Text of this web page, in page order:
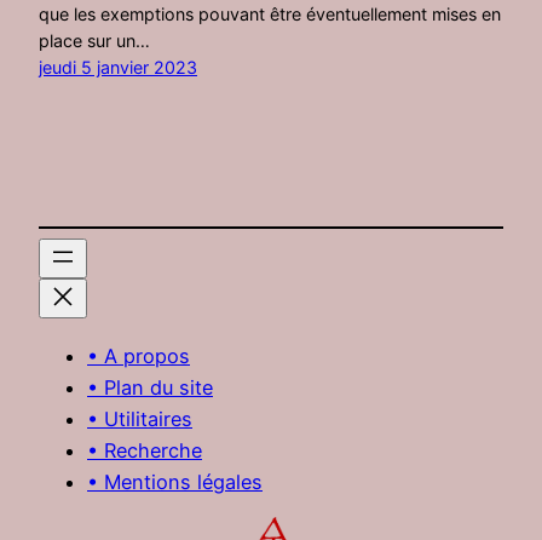
que les exemptions pouvant être éventuellement mises en
place sur un…
jeudi 5 janvier 2023
• A propos
• Plan du site
• Utilitaires
• Recherche
• Mentions légales